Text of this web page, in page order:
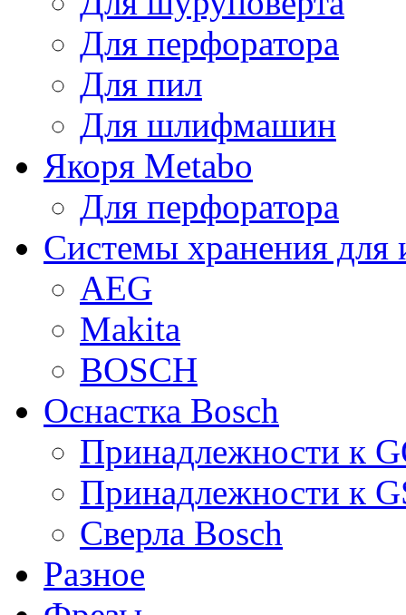
Для перфоратора
Для пил
Для шлифмашин
Якоря Metabo
Для перфоратора
Системы хранения для
AEG
Makita
BOSCH
Оснастка Bosch
Принадлежности к
Принадлежности к
Сверла Bosch
Разное